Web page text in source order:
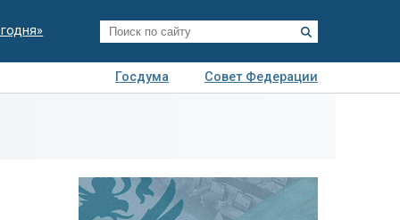
Госдума
Совет Федерации